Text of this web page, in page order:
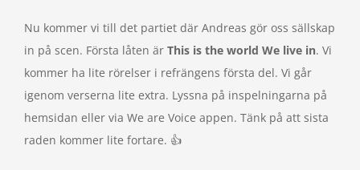
Nu kommer vi till det partiet där Andreas gör oss sällskap
in på scen. Första låten är This is the world We live in. Vi
kommer ha lite rörelser i refrängens första del. Vi går
igenom verserna lite extra. Lyssna på inspelningarna på
hemsidan eller via We are Voice appen. Tänk på att sista
raden kommer lite fortare. 👍